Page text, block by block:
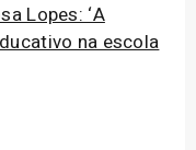
Lopes: ‘A
na escola